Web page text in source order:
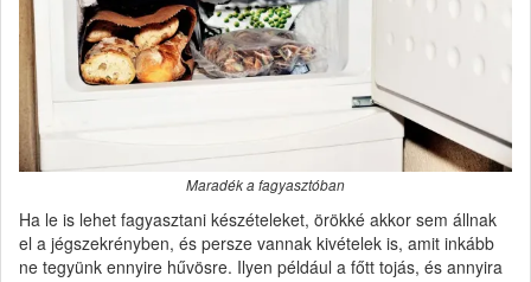
Maradék a fagyasztóban
Ha le is lehet fagyasztani készételeket, örökké akkor sem állnak
el a jégszekrényben, és persze vannak kivételek is, amit inkább
ne tegyünk ennyire hűvösre. Ilyen például a főtt tojás, és annyira